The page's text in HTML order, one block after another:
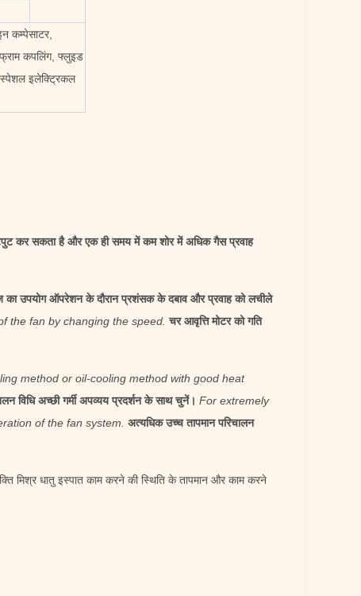
कम्पेसाटर,
कपलिंग, फ्लुइड
स्पेशल इलेक्ट्रिकल
कर सकता है और एक ही समय में कम शोर में अधिक गैस प्रवाह
उपयोग ऑपरेशन के दौरान प्रशंसक के दबाव और प्रवाह को लचीले
the fan by changing the speed. चर आवृत्ति मोटर को गति
method or oil-cooling method with good heat
विधि अच्छी गर्मी अपव्यय प्रदर्शन के साथ चुनें। For extremely
of the fan system. अत्यधिक उच्च तापमान परिचालन
मिश्र धातु इस्पात काम करने की स्थिति के तापमान और काम करने